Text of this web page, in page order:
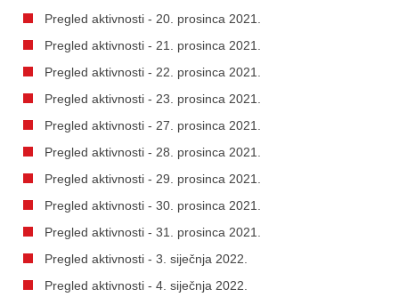
Pregled aktivnosti - 20. prosinca 2021.
Pregled aktivnosti - 21. prosinca 2021.
Pregled aktivnosti - 22. prosinca 2021.
Pregled aktivnosti - 23. prosinca 2021.
Pregled aktivnosti - 27. prosinca 2021.
Pregled aktivnosti - 28. prosinca 2021.
Pregled aktivnosti - 29. prosinca 2021.
Pregled aktivnosti - 30. prosinca 2021.
Pregled aktivnosti - 31. prosinca 2021.
Pregled aktivnosti - 3. siječnja 2022.
Pregled aktivnosti - 4. siječnja 2022.